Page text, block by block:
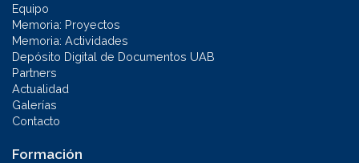
Equipo
Memoria: Proyectos
Memoria: Actividades
Depósito Digital de Documentos UAB
Partners
Actualidad
Galerías
Contacto
Formación